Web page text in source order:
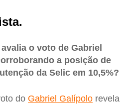
o voto de Gabriel
a posição de
da Selic em 10,5%?
do Gabriel Galípolo revela